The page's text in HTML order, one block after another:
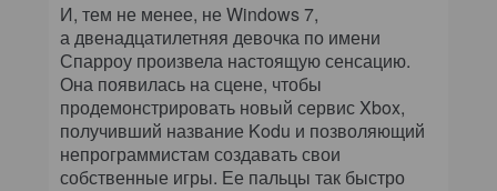
И, тем не менее, не Windows 7,
а двенадцатилетняя девочка по имени
Спарроу произвела настоящую сенсацию.
Она появилась на сцене, чтобы
продемонстрировать новый сервис Xbox,
получивший название Kodu и позволяющий
непрограммистам создавать свои
собственные игры. Ее пальцы так быстро